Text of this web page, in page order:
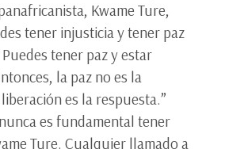
Kwame Ture,
tener injusticia y tener paz
tener paz y estar
la paz no es la
es la respuesta.”
es fundamental tener
Ture. Cualquier llamado a